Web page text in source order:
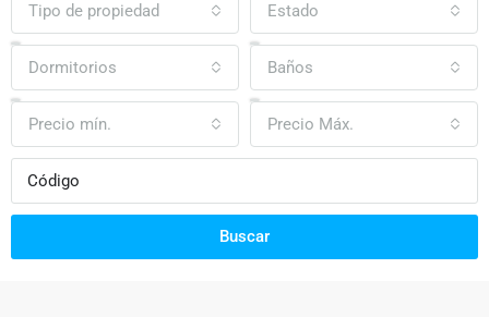
Tipo de propiedad Estado
Dormitorios Baños
Precio mín. Precio Máx.
Buscar